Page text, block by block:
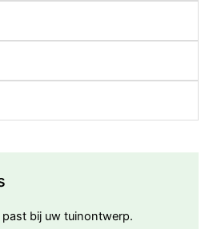
past bij uw tuinontwerp.